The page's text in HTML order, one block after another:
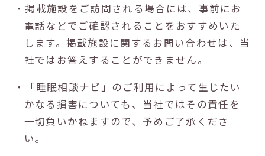
・掲載施設をご訪問される場合には、事前にお
電話などでご確認されることをおすすめいた
します。掲載施設に関するお問い合わせは、当
社ではお答えすることができません。
・「睡眠相談ナビ」のご利用によって生じたい
かなる損害についても、当社ではその責任を
一切負いかねますので、予めご了承くださ
い。